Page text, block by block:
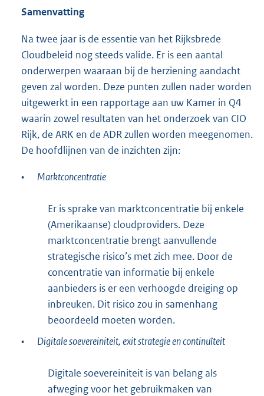
Samenvatting
Na twee jaar is de essentie van het Rijksbrede
Cloudbeleid nog steeds valide. Er is een aantal
onderwerpen waaraan bij de herziening aandacht
geven zal worden. Deze punten zullen nader worden
uitgewerkt in een rapportage aan uw Kamer in Q4
waarin zowel resultaten van het onderzoek van CIO
Rijk, de ARK en de ADR zullen worden meegenomen.
De hoofdlijnen van de inzichten zijn:
• Marktconcentratie
Er is sprake van marktconcentratie bij enkele
(Amerikaanse) cloudproviders. Deze
marktconcentratie brengt aanvullende
strategische risico’s met zich mee. Door de
concentratie van informatie bij enkele
aanbieders is er een verhoogde dreiging op
inbreuken. Dit risico zou in samenhang
beoordeeld moeten worden.
•
Digitale soevereiniteit, exit strategie en continuïteit
Digitale soevereiniteit is van belang als
afweging voor het gebruikmaken van